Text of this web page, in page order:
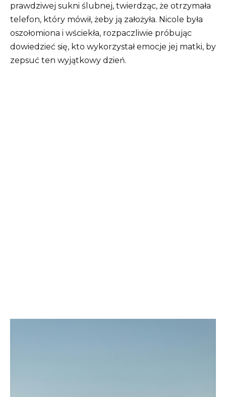
prawdziwej sukni ślubnej, twierdząc, że otrzymała
telefon, który mówił, żeby ją założyła. Nicole była
oszołomiona i wściekła, rozpaczliwie próbując
dowiedzieć się, kto wykorzystał emocje jej matki, by
zepsuć ten wyjątkowy dzień.